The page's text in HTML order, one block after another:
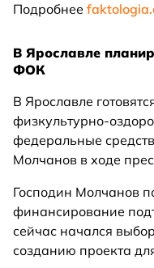
Подробнее
В Ярославле
ФОК
В Ярославле
физкультурно-
федеральные
Молчанов в ходе
Господин Молчанов
финансирование
сейчас начался
созданию проекта